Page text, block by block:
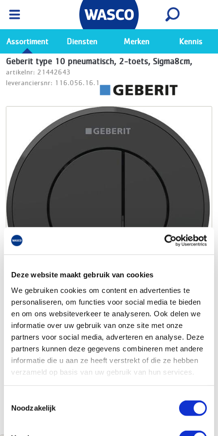
Deze website maakt gebruik van cookies
We gebruiken cookies om content en advertenties te
personaliseren, om functies voor social media te bieden
en om ons websiteverkeer te analyseren. Ook delen we
informatie over uw gebruik van onze site met onze
partners voor social media, adverteren en analyse. Deze
partners kunnen deze gegevens combineren met andere
informatie die u aan ze heeft verstrekt of die ze hebben
verzameld op basis van uw gebruik van hun services.
Noodzakelijk
Ga naar de Wasco app
Bekijk
Assortiment Diensten Merken Kennis
Geberit type 10 pneumatisch, 2-toets, Sigma8cm,
artikelnr: 21442643
leveranciersnr: 116.056.16.1